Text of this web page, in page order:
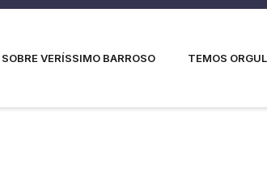
SOBRE VERÍSSIMO BARROSO TEMOS